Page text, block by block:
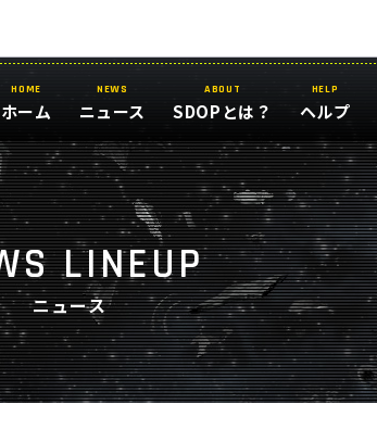
HOME
ホーム
NEWS
ニュース
ABOUT
SDOPとは？
HELP
ヘルプ
LINEUP
ニュース